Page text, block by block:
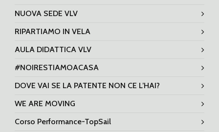
NUOVA SEDE VLV
RIPARTIAMO IN VELA
AULA DIDATTICA VLV
#NOIRESTIAMOACASA
DOVE VAI SE LA PATENTE NON CE L’HAI?
WE ARE MOVING
Corso Performance-TopSail